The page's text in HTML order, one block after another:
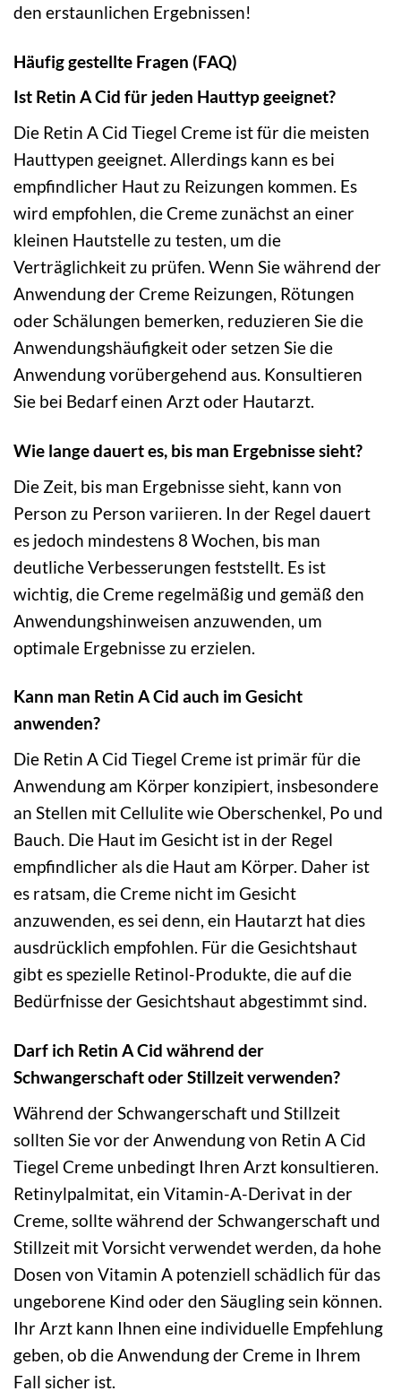
den erstaunlichen Ergebnissen!
Häufig gestellte Fragen (FAQ)
Ist Retin A Cid für jeden Hauttyp geeignet?
Die Retin A Cid Tiegel Creme ist für die meisten
Hauttypen geeignet. Allerdings kann es bei
empfindlicher Haut zu Reizungen kommen. Es
wird empfohlen, die Creme zunächst an einer
kleinen Hautstelle zu testen, um die
Verträglichkeit zu prüfen. Wenn Sie während der
Anwendung der Creme Reizungen, Rötungen
oder Schälungen bemerken, reduzieren Sie die
Anwendungshäufigkeit oder setzen Sie die
Anwendung vorübergehend aus. Konsultieren
Sie bei Bedarf einen Arzt oder Hautarzt.
Wie lange dauert es, bis man Ergebnisse sieht?
Die Zeit, bis man Ergebnisse sieht, kann von
Person zu Person variieren. In der Regel dauert
es jedoch mindestens 8 Wochen, bis man
deutliche Verbesserungen feststellt. Es ist
wichtig, die Creme regelmäßig und gemäß den
Anwendungshinweisen anzuwenden, um
optimale Ergebnisse zu erzielen.
Kann man Retin A Cid auch im Gesicht
anwenden?
Die Retin A Cid Tiegel Creme ist primär für die
Anwendung am Körper konzipiert, insbesondere
an Stellen mit Cellulite wie Oberschenkel, Po und
Bauch. Die Haut im Gesicht ist in der Regel
empfindlicher als die Haut am Körper. Daher ist
es ratsam, die Creme nicht im Gesicht
anzuwenden, es sei denn, ein Hautarzt hat dies
ausdrücklich empfohlen. Für die Gesichtshaut
gibt es spezielle Retinol-Produkte, die auf die
Bedürfnisse der Gesichtshaut abgestimmt sind.
Darf ich Retin A Cid während der
Schwangerschaft oder Stillzeit verwenden?
Während der Schwangerschaft und Stillzeit
sollten Sie vor der Anwendung von Retin A Cid
Tiegel Creme unbedingt Ihren Arzt konsultieren.
Retinylpalmitat, ein Vitamin-A-Derivat in der
Creme, sollte während der Schwangerschaft und
Stillzeit mit Vorsicht verwendet werden, da hohe
Dosen von Vitamin A potenziell schädlich für das
ungeborene Kind oder den Säugling sein können.
Ihr Arzt kann Ihnen eine individuelle Empfehlung
geben, ob die Anwendung der Creme in Ihrem
Fall sicher ist.